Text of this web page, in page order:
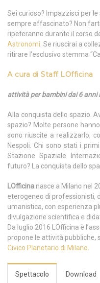
Sei curioso? Impazzisci per
sempre affascinato? Non
ripeteranno durante il corso
Astronomi . Se riuscirai a
ritirare l’esclusivo stemma
A cura di Staff LOfficina
attività per bambini dai 6 anni
Alla conquista dello spazio.
spazio? Molte persone
sono riuscite a realizzarlo,
Nespoli. Chi sono stati i
Stazione Spaziale
futuro? La conquista dello
LOfficina nasce a Milano nel
eterogeneo di professionisti,
umanistica, con esperienza
divulgazione scientifica e
Da luglio 2016 LOfficina è
propone le attività pubbliche,
Civico Planetario di Milano.
Spettacolo Download